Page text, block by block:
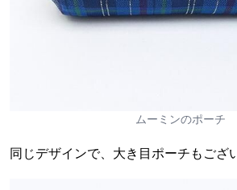
ムーミンのポーチ
同じデザインで、大き目ポーチもござ